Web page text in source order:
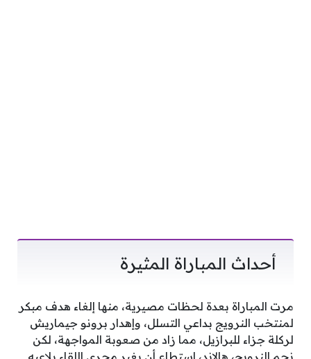
أحداث المباراة المثيرة
مرت المباراة بعدة لحظات مصيرية، منها إلغاء هدف مبكر
لمنتخب النرويج بداعي التسلل، وإهدار برونو جيماريش
لركلة جزاء للبرازيل، مما زاد من صعوبة المواجهة، لكن
نجم النرويج، هالاند، استطاع أن يغير مجرى اللقاء بلاعبه